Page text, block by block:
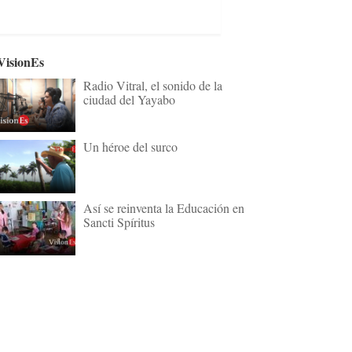
Radio Vitral, el sonido de la
ciudad del Yayabo
Un héroe del surco
Así se reinventa la Educación en
Sancti Spíritus